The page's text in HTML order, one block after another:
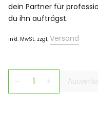
dein Partner für
du ihn aufträgst.
inkl. MwSt. zzgl. Versand